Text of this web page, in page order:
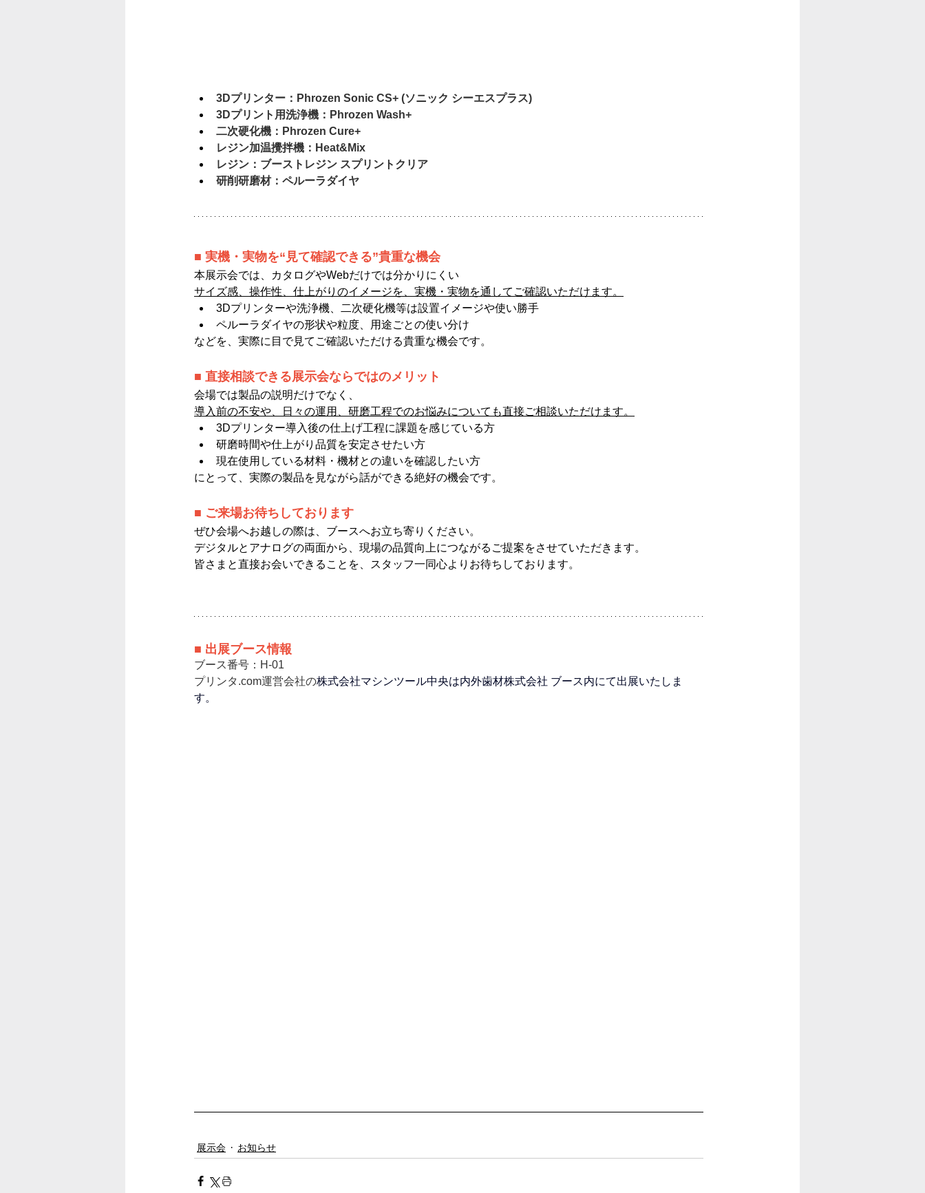
3Dプリンター：Phrozen Sonic CS+ (ソニック シーエスプラス)
3Dプリント用洗浄機：Phrozen Wash+
二次硬化機：Phrozen Cure+
レジン加温攪拌機：Heat&Mix
レジン：ブーストレジン スプリントクリア
研削研磨材：ペルーラダイヤ
■ 実機・実物を“見て確認できる”貴重な機会
本展示会では、カタログやWebだけでは分かりにくい
サイズ感、操作性、仕上がりのイメージを、実機・実物を通してご確認いただけます。
3Dプリンターや洗浄機、二次硬化機等は設置イメージや使い勝手
ペルーラダイヤの形状や粒度、用途ごとの使い分け
などを、実際に目で見てご確認いただける貴重な機会です。
■ 直接相談できる展示会ならではのメリット
会場では製品の説明だけでなく、
導入前の不安や、日々の運用、研磨工程でのお悩みについても直接ご相談いただけます。
3Dプリンター導入後の仕上げ工程に課題を感じている方
研磨時間や仕上がり品質を安定させたい方
現在使用している材料・機材との違いを確認したい方
にとって、実際の製品を見ながら話ができる絶好の機会です。
■ ご来場お待ちしております
ぜひ会場へお越しの際は、ブースへお立ち寄りください。
デジタルとアナログの両面から、現場の品質向上につながるご提案をさせていただきます。
皆さまと直接お会いできることを、スタッフ一同心よりお待ちしております。
■ 出展ブース情報
ブース番号：H-01
プリンタ.com運営会社の株式会社マシンツール中央は内外歯材株式会社 ブース内にて出展いたしま
す。
展示会 お知らせ